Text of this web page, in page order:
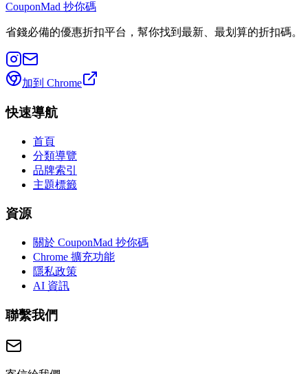
CouponMad 抄你碼
省錢必備的優惠折扣平台，幫你找到最新、最划算的折扣碼。
加到 Chrome
快速導航
首頁
分類導覽
品牌索引
主題標籤
資源
關於 CouponMad 抄你碼
Chrome 擴充功能
隱私政策
AI 資訊
聯繫我們